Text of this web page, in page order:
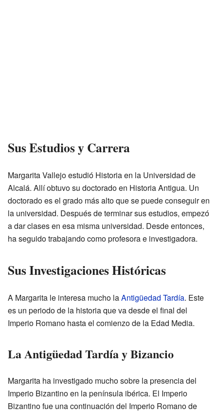
Sus Estudios y Carrera
Margarita Vallejo estudió Historia en la Universidad de
Alcalá. Allí obtuvo su doctorado en Historia Antigua. Un
doctorado es el grado más alto que se puede conseguir en
la universidad. Después de terminar sus estudios, empezó
a dar clases en esa misma universidad. Desde entonces,
ha seguido trabajando como profesora e investigadora.
Sus Investigaciones Históricas
A Margarita le interesa mucho laAntigüedad Tardía. Este
es un periodo de la historia que va desde el final del
Imperio Romano hasta el comienzo de la Edad Media.
La Antigüedad Tardía y Bizancio
Margarita ha investigado mucho sobre la presencia del
Imperio Bizantino en la península ibérica. El Imperio
Bizantino fue una continuación del Imperio Romano de